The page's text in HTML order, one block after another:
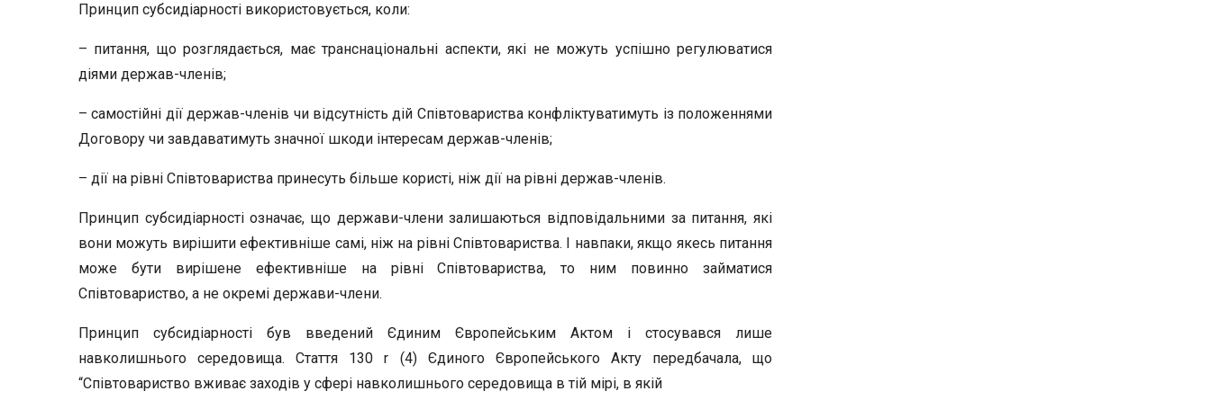
Принцип субсидіарності використовується, коли:
– питання, що розглядається, має транснаціональні аспекти, які не можуть успішно регулюватися
діями держав-членів;
– самостійні дії держав-членів чи відсутність дій Співтовариства конфліктуватимуть із положеннями
Договору чи завдаватимуть значної шкоди інтересам держав-членів;
– дії на рівні Співтовариства принесуть більше користі, ніж дії на рівні держав-членів.
Принцип субсидіарності означає, що держави-члени залишаються відповідальними за питання, які
вони можуть вирішити ефективніше самі, ніж на рівні Співтовариства. І навпаки, якщо якесь питання
може бути вирішене ефективніше на рівні Співтовариства, то ним повинно займатися
Співтовариство, а не окремі держави-члени.
Принцип субсидіарності був введений Єдиним Європейським Актом і стосувався лише
навколишнього середовища. Стаття 130 r (4) Єдиного Європейського Акту передбачала, що
“Співтовариство вживає заходів у сфері навколишнього середовища в тій мірі, в якій